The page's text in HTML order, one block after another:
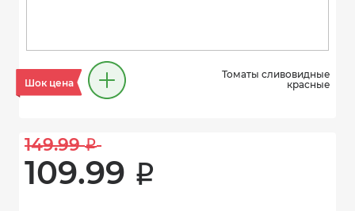
Шок цена
Томаты сливовидные
красные
149.99 i
109.99 i